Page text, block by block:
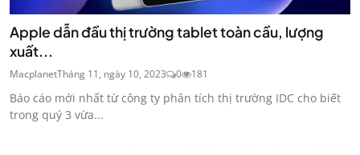
Apple dẫn đầu thị trường tablet toàn cầu, lượng
xuất...
MacplanetTháng 11, ngày 10, 2023 0 181
Báo cáo mới nhất từ công ty phân tích thị trường IDC cho biết
trong quý 3 vừa...